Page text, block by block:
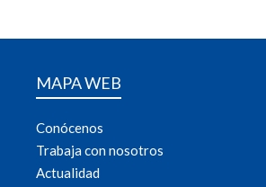
MAPA WEB
Conócenos
Trabaja con nosotros
Actualidad